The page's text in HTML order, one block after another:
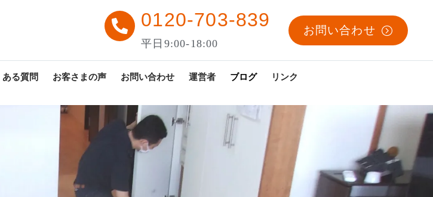
0120-703-839
平日9:00-18:00
お問い合わせ
ある質問 お客さまの声 お問い合わせ 運営者 ブログ リンク